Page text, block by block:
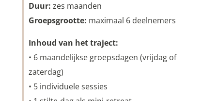
Duur: zes maanden
Groepsgrootte: maximaal 6 deelnemers
Inhoud van het traject:
• 6 maandelijkse groepsdagen (vrijdag of
zaterdag)
• 5 individuele sessies